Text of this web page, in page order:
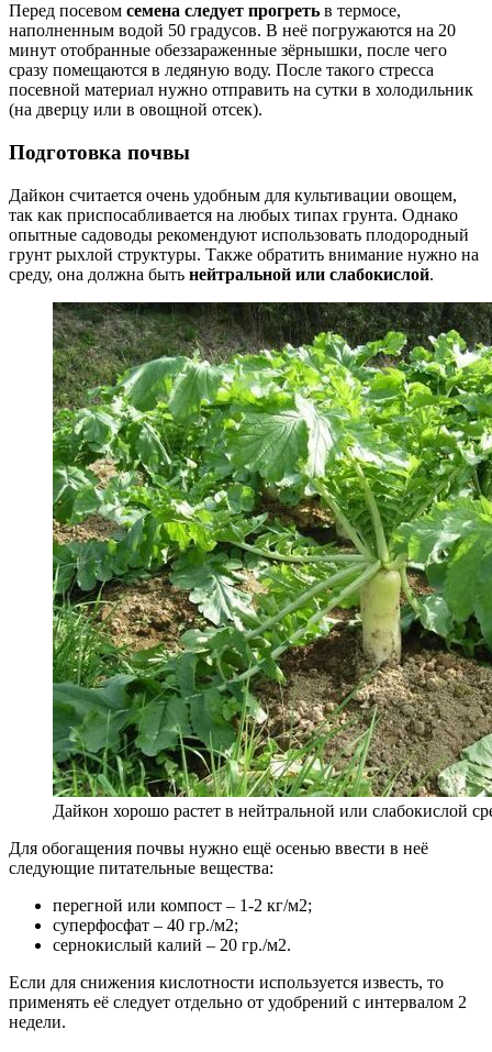
Перед посевом семена следует прогреть в термосе,
наполненным водой 50 градусов. В неё погружаются на 20
минут отобранные обеззараженные зёрнышки, после чего
сразу помещаются в ледяную воду. После такого стресса
посевной материал нужно отправить на сутки в холодильник
(на дверцу или в овощной отсек).
Подготовка почвы
Дайкон считается очень удобным для культивации овощем,
так как приспосабливается на любых типах грунта. Однако
опытные садоводы рекомендуют использовать плодородный
грунт рыхлой структуры. Также обратить внимание нужно на
среду, она должна быть нейтральной или слабокислой.
Дайкон хорошо растет в нейтральной или слабокислой
Для обогащения почвы нужно ещё осенью ввести в неё
следующие питательные вещества:
перегной или компост – 1-2 кг/м2;
суперфосфат – 40 гр./м2;
сернокислый калий – 20 гр./м2.
Если для снижения кислотности используется известь, то
применять её следует отдельно от удобрений с интервалом 2
недели.